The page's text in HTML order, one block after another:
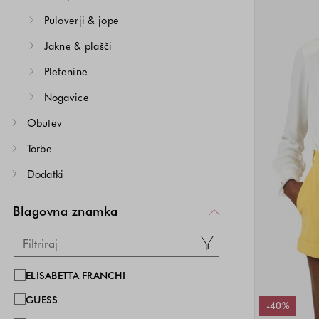
Puloverji & jope
Jakne & plašči
Pletenine
Nogavice
Obutev
Torbe
Dodatki
Blagovna znamka
ELISABETTA FRANCHI
GUESS
-40%